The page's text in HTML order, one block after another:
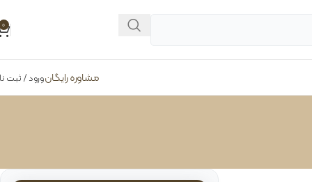
0
مشاوره رایگانورود / ثبت